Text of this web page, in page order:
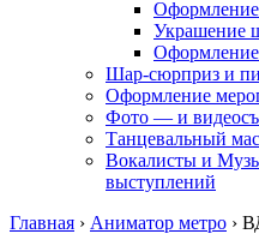
Украшение
Шар-сюрприз и
Оформление
Фото — и
Танцевальный
Вокалисты и
выступлений
Главная › Аниматор метро ›